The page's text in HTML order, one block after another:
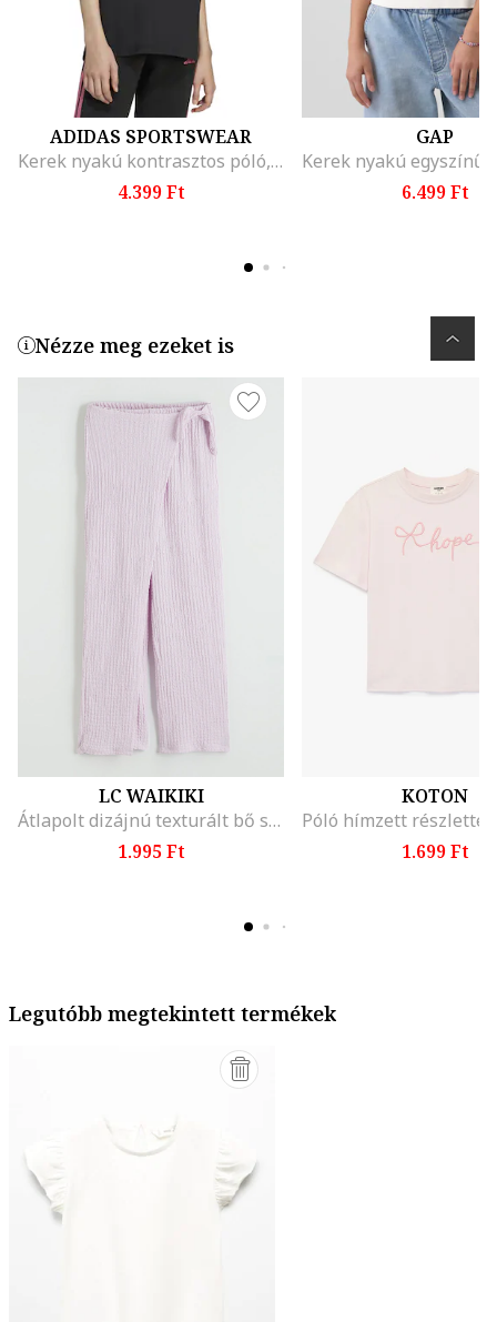
ADIDAS SPORTSWEAR
Kerek nyakú kontrasztos póló, Fekete/Rózsaszín
4.399 Ft
GAP
6.499 Ft
Nézze meg ezeket is
LC WAIKIKI
Átlapolt dizájnú texturált bő szárú nadrág, Halványlila
1.995 Ft
KOTON
1.699 Ft
Legutóbb megtekintett termékek